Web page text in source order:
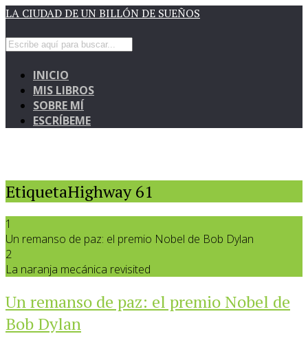
LA CIUDAD DE UN BILLÓN DE SUEÑOS
INICIO
MIS LIBROS
SOBRE MÍ
ESCRÍBEME
EtiquetaHighway 61
1
Un remanso de paz: el premio Nobel de Bob Dylan
2
La naranja mecánica revisited
Un remanso de paz: el premio Nobel de
Bob Dylan